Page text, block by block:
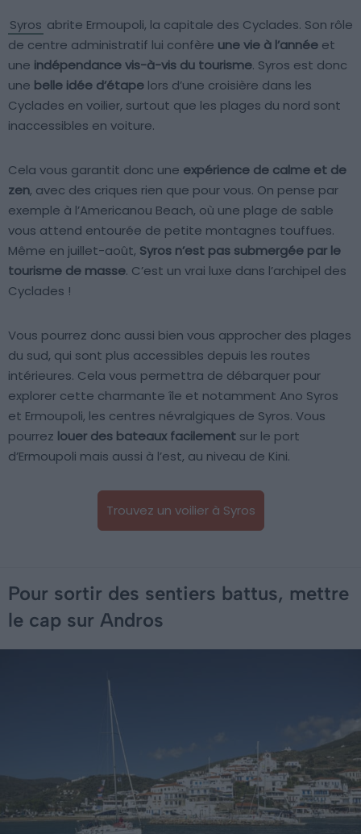
Syros abrite Ermoupoli, la capitale des Cyclades. Son rôle
de centre administratif lui confère une vie à l’année et
une indépendance vis-à-vis du tourisme. Syros est donc
une belle idée d’étape lors d’une croisière dans les
Cyclades en voilier, surtout que les plages du nord sont
inaccessibles en voiture.
Cela vous garantit donc une expérience de calme et de
zen, avec des criques rien que pour vous. On pense par
exemple à l’Americanou Beach, où une plage de sable
vous attend entourée de petite montagnes touffues.
Même en juillet-août, Syros n’est pas submergée par le
tourisme de masse. C’est un vrai luxe dans l’archipel des
Cyclades !
Vous pourrez donc aussi bien vous approcher des plages
du sud, qui sont plus accessibles depuis les routes
intérieures. Cela vous permettra de débarquer pour
explorer cette charmante île et notamment Ano Syros
et Ermoupoli, les centres névralgiques de Syros. Vous
pourrez louer des bateaux facilement sur le port
d’Ermoupoli mais aussi à l’est, au niveau de Kini.
Trouvez un voilier à Syros
Pour sortir des sentiers battus, mettre
le cap sur Andros